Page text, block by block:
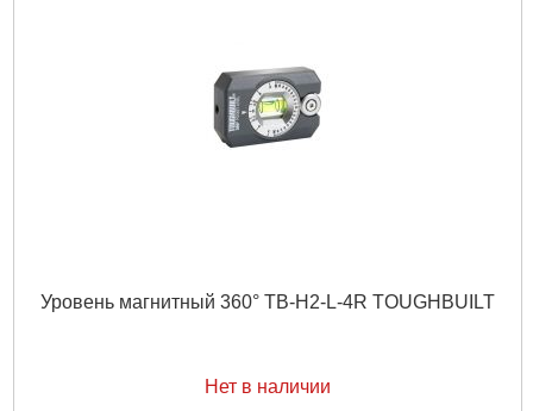
Уровень магнитный 360° TB-H2-L-4R TOUGHBUILT
Нет в наличии